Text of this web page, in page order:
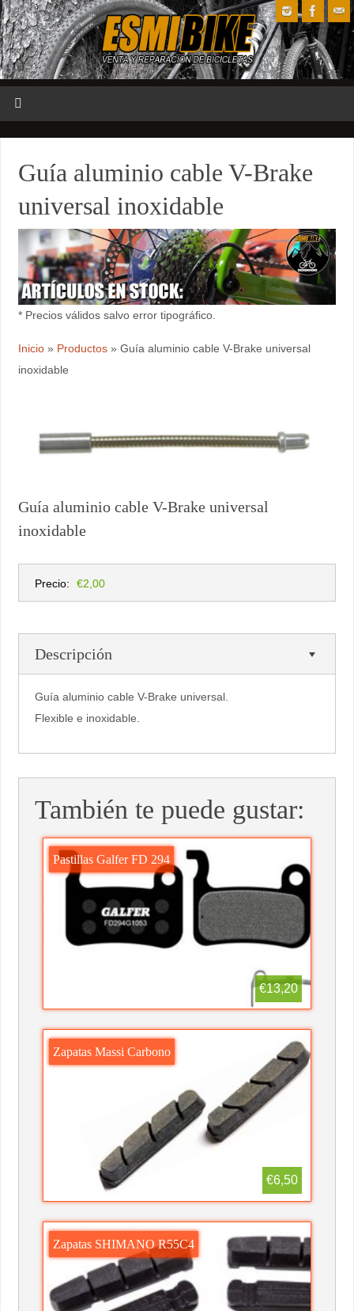
Guía aluminio cable V-Brake
universal inoxidable
* Precios válidos salvo error tipográfico.
Inicio» Productos» Guía aluminio cable V-Brake universal
inoxidable
Guía aluminio cable V-Brake universal
inoxidable
Precio: €2,00
Descripción
Guía aluminio cable V-Brake universal.
Flexible e inoxidable.
También te puede gustar:
Pastillas Galfer FD 294
€13,20
Zapatas Massi Carbono
€6,50
Zapatas SHIMANO R55C4